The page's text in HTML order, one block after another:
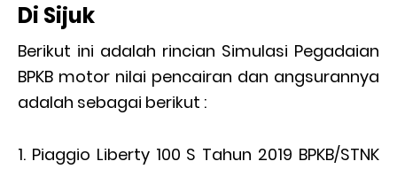
Di Sijuk
Berikut ini adalah rincian Simulasi Pegadaian
BPKB motor nilai pencairan dan angsurannya
adalah sebagai berikut :
Piaggio Liberty 100 S Tahun 2019 BPKB/STNK